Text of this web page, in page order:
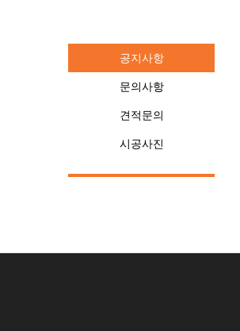
공지사항
문의사항
견적문의
시공사진